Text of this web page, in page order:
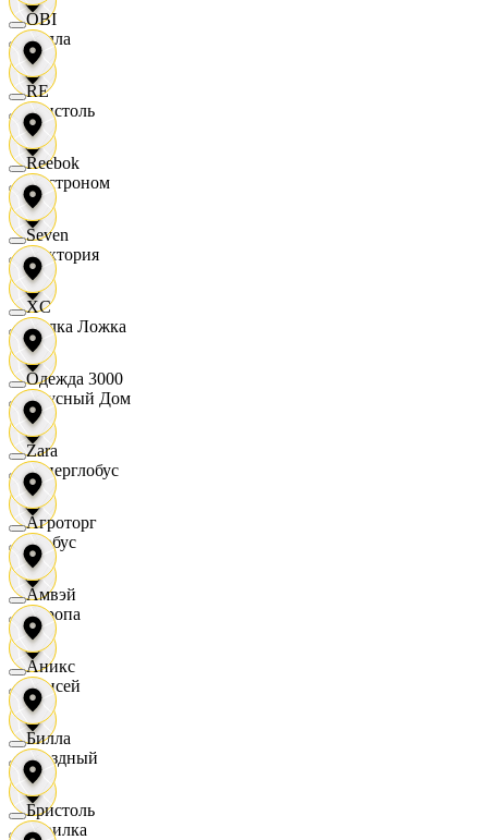
Билла
Бристоль
Быстроном
Виктория
Вилка Ложка
Вкусный Дом
Гиперглобус
Глобус
Европа
Елисей
Звездный
Горилка
OBI
RE
Reebok
Seven
XC
Одежда 3000
Zara
Агроторг
Амвэй
Аникс
Билла
Бристоль